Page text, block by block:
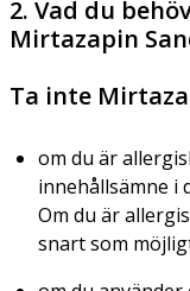
2. Vad du
Mirtazapin
Ta inte
om du är
innehållsämne i
Om du är
snart som